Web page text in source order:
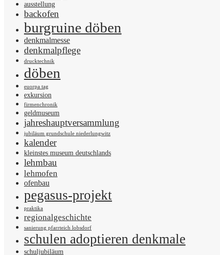
ausstellung
backofen
burgruine döben
denkmalmesse
denkmalpflege
drucktechnik
döben
euorpa tag
exkursion
firmenchronik
geldmuseum
jahreshauptversammlung
jubiläum grundschule niederlungwitz
kalender
kleinstes museum deutschlands
lehmbau
lehmofen
ofenbau
pegasus-projekt
praktika
regionalgeschichte
sanierung pfarrteich lobsdorf
schulen adoptieren denkmale
schuljubiläum